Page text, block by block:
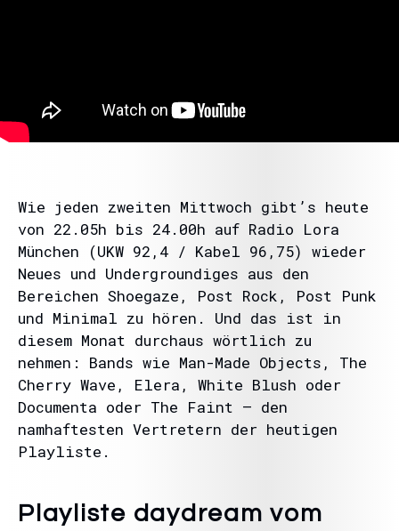
Wie jeden zweiten Mittwoch gibt’s heute
von 22.05h bis 24.00h auf Radio Lora
München (UKW 92,4 / Kabel 96,75) wieder
Neues und Undergroundiges aus den
Bereichen Shoegaze, Post Rock, Post Punk
und Minimal zu hören. Und das ist in
diesem Monat durchaus wörtlich zu
nehmen: Bands wie Man-Made Objects, The
Cherry Wave, Elera, White Blush oder
Documenta oder The Faint – den
namhaftesten Vertretern der heutigen
Playliste.
Playliste daydream vom